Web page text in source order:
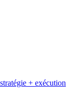
+ exécution